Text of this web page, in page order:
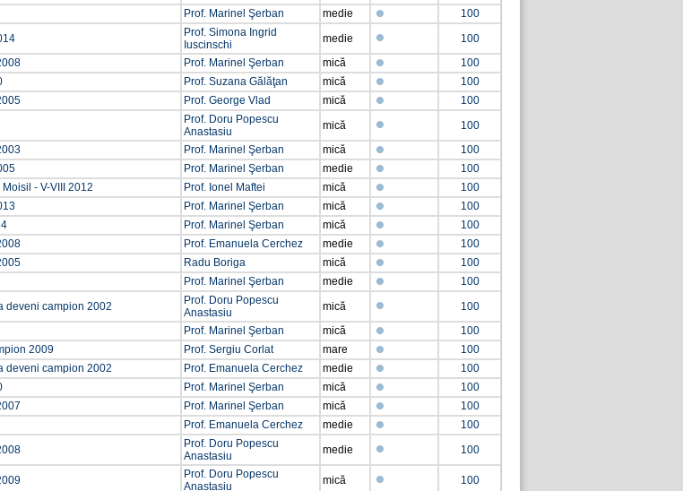
Prof. Marinel Şerban medie
100
Prof. Simona Ingrid
Iuscinschi
medie
100
Prof. Marinel Şerban mică
100
Prof. Suzana Gălăţan mică
100
Prof. George Vlad mică
100
Prof. Doru Popescu
Anastasiu
mică
100
Prof. Marinel Şerban mică
100
Prof. Marinel Şerban medie
100
- V-VIII 2012 Prof. Ionel Maftei mică
100
Prof. Marinel Şerban mică
100
Prof. Marinel Şerban mică
100
Prof. Emanuela Cerchez medie
100
Radu Boriga mică
100
Prof. Marinel Şerban medie
100
deveni campion 2002
Prof. Doru Popescu
Anastasiu
mică
100
Prof. Marinel Şerban mică
100
2009 Prof. Sergiu Corlat mare
100
deveni campion 2002 Prof. Emanuela Cerchez medie
100
Prof. Marinel Şerban mică
100
Prof. Marinel Şerban mică
100
Prof. Emanuela Cerchez medie
100
Prof. Doru Popescu
Anastasiu
medie 100
Prof. Doru Popescu
Anastasiu
mică
100